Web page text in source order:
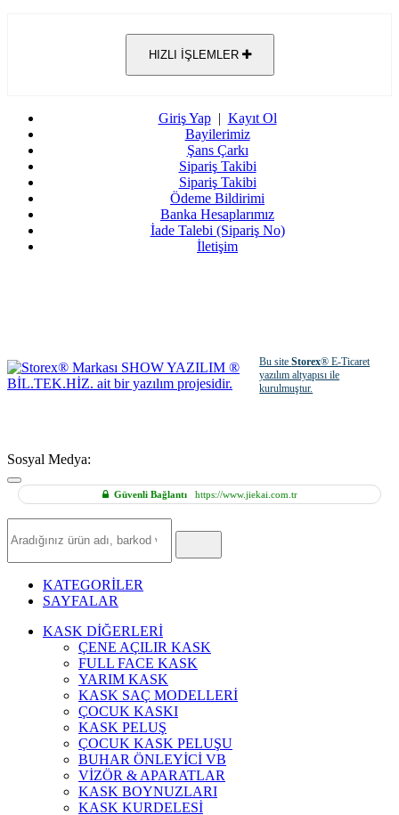
HIZLI İŞLEMLER
Giriş Yap| Kayıt Ol
Bayilerimiz
Şans Çarkı
Sipariş Takibi
Sipariş Takibi
Ödeme Bildirimi
Banka Hesaplarımız
İade Talebi (Sipariş No)
İletişim
Bu siteStorex® E-Ticaret
yazılım altyapısı ile
kurulmuştur.
Sosyal Medya:
Güvenli Bağlantıhttps://www.jiekai.com.tr
Ürün
KATEGORİLER
SAYFALAR
KASK DİĞERLERİ
ÇENE AÇILIR KASK
FULL FACE KASK
YARIM KASK
KASK SAÇ MODELLERİ
ÇOCUK KASKI
KASK PELUŞ
ÇOCUK KASK PELUŞU
BUHAR ÖNLEYİCİ VB
VİZÖR & APARATLAR
KASK BOYNUZLARI
KASK KURDELESİ